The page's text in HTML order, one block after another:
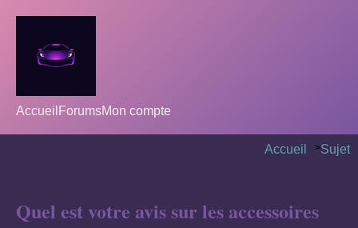
Accueil ForumsMon compte
Accueil >Sujet
Quel est votre avis sur les accessoires